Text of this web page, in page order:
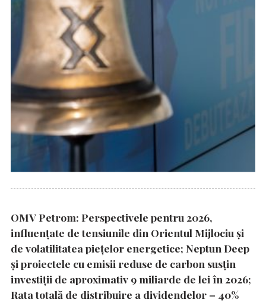
OMV Petrom: Perspectivele pentru 2026,
influențate de tensiunile din Orientul Mijlociu și
de volatilitatea piețelor energetice; Neptun Deep
și proiectele cu emisii reduse de carbon susțin
investiții de aproximativ 9 miliarde de lei în 2026;
Rata totală de distribuire a dividendelor – 40%